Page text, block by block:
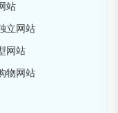
站
立网站
网站
物网站